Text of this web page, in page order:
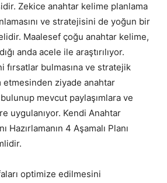
–
SEO,
Zekice anahtar kelime planlama
ve stratejisini de yoğun bir
Maalesef çoğu anahtar kelime,
anda acele ile araştırılıyor.
fırsatlar bulmasına ve stratejik
etmesinden ziyade anahtar
mevcut paylaşımlara ve
uygulanıyor. Kendi Anahtar
Hazırlamanın 4 Aşamalı Planı
optimize edilmesini